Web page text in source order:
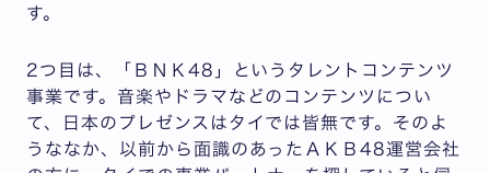
す。
2つ目は、「ＢＮＫ48」というタレントコンテンツ
事業です。音楽やドラマなどのコンテンツについ
て、日本のプレゼンスはタイでは皆無です。そのよ
うななか、以前から面識のあったＡＫＢ48運営会社